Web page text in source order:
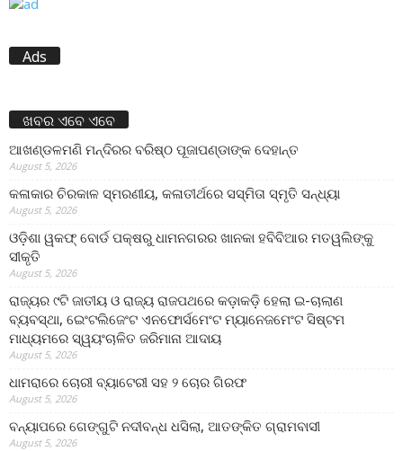
Ads
ଖବର ଏବେ ଏବେ
ଆଖଣ୍ଡଳମଣି ମନ୍ଦିରର ବରିଷ୍ଠ ପୂଜାପଣ୍ଡାଙ୍କ ଦେହାନ୍ତ
August 5, 2026
କଳାକାର ଚିରକାଳ ସ୍ମରଣୀୟ, କଳାତୀର୍ଥରେ ସସ୍ମିତା ସ୍ମୃତି ସନ୍ଧ୍ୟା
August 5, 2026
ଓଡ଼ିଶା ୱକଫ୍ ବୋର୍ଡ ପକ୍ଷରୁ ଧାମନଗରର ଖାନକା ହବିବିଆର ମତୱଲିଙ୍କୁ
ସୀକୃତି
August 5, 2026
ରାଜ୍ୟର ୯ଟି ଜାତୀୟ ଓ ରାଜ୍ୟ ରାଜପଥରେ କଡ଼ାକଡ଼ି ହେଲା ଇ-ଚାଲାଣ
ବ୍ୟବସ୍ଥା, ଇେଂଟଲିଜେଂଟ ଏନଫୋର୍ସମେଂଟ ମ୍ୟାନେଜମେଂଟ ସିଷ୍ଟମ
ମାଧ୍ୟମରେ ସ୍ୱୟଂଚାଳିତ ଜରିମାନା ଆଦାୟ
August 5, 2026
ଧାମରାରେ ଚୋରୀ ବ୍ୟାଟେରୀ ସହ ୨ ଚୋର ଗିରଫ
August 5, 2026
ବନ୍ୟାପରେ ଗେଙ୍ଗୁଟି ନଦୀବନ୍ଧ ଧସିଲା, ଆତଙ୍କିତ ଗ୍ରାମବାସୀ
August 5, 2026